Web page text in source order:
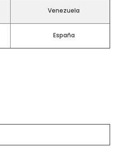
Venezuela
España